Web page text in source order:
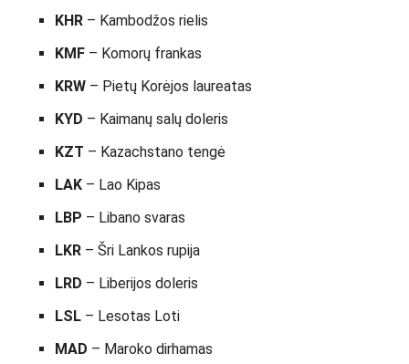
KHR – Kambodžos rielis
KMF – Komorų frankas
KRW – Pietų Korėjos laureatas
KYD – Kaimanų salų doleris
KZT – Kazachstano tengė
LAK – Lao Kipas
LBP – Libano svaras
LKR – Šri Lankos rupija
LRD – Liberijos doleris
LSL – Lesotas Loti
MAD – Maroko dirhamas